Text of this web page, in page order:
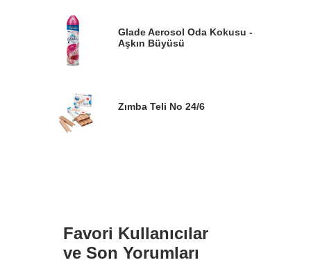
Glade Aerosol Oda Kokusu -
Aşkın Büyüsü
Zımba Teli No 24/6
Favori Kullanıcılar
ve Son Yorumları